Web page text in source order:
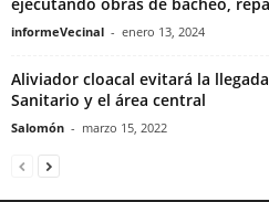
informeVecinal - enero 13, 2024
Aliviador cloacal evitará la
Sanitario y el área central
Salomón - marzo 15, 2022